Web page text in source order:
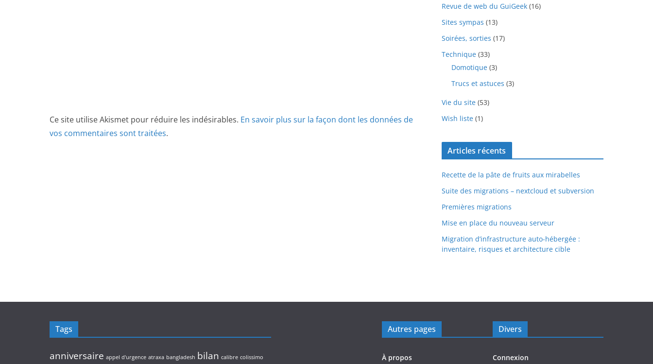
Ce site utilise Akismet pour réduire les indésirables. En savoir plus sur la façon dont les données de
vos commentaires sont traitées.
Revue de web du GuiGeek (16)
Sites sympas (13)
Soirées, sorties (17)
Technique (33)
Domotique (3)
Trucs et astuces (3)
Vie du site (53)
Wish liste (1)
Articles récents
Recette de la pâte de fruits aux mirabelles
Suite des migrations – nextcloud et subversion
Premières migrations
Mise en place du nouveau serveur
Migration d’infrastructure auto-hébergée :
inventaire, risques et architecture cible
Tags
anniversaire appel d'urgence atraxa bangladesh bilan calibre colissimo
Autres pages
À propos
Divers
Connexion